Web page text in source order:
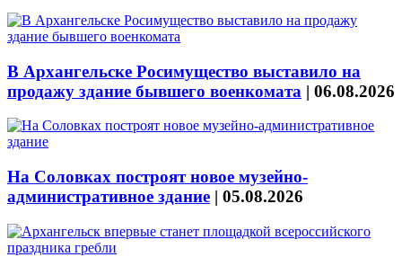
В Архангельске Росимущество выставило на
продажу здание бывшего военкомата | 06.08.2026
На Соловках построят новое музейно-
административное здание | 05.08.2026